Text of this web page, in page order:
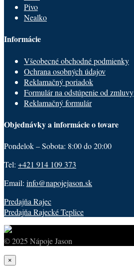
Pivo
Nealko
Informácie
Všeobecné obchodné podmienky
Ochrana osobných údajov
Reklamačný poriadok
Formulár na odstúpenie od zmluvy
Reklamačný formulár
Objednávky a informácie o tovare
Pondelok – Sobota: 8:00 do 20:00
Tel: +421 914 109 373
Email: info@napojejason.sk
Predajňa Rajec
Predajňa Rajecké Teplice
© 2025 Nápoje Jason
×